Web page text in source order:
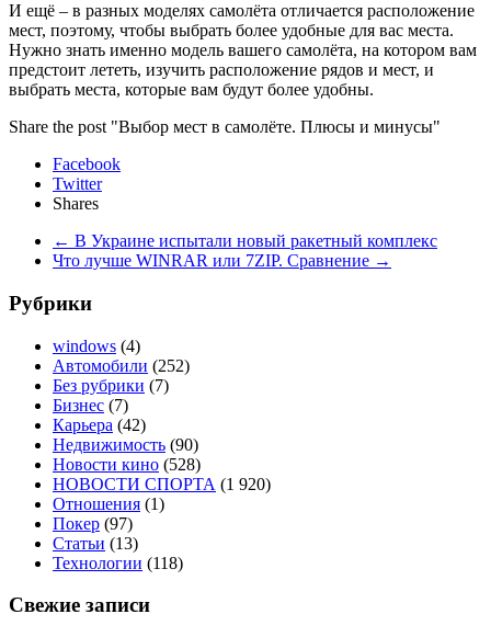
И ещё – в разных моделях самолёта отличается расположение
мест, поэтому, чтобы выбрать более удобные для вас места.
Нужно знать именно модель вашего самолёта, на котором вам
предстоит лететь, изучить расположение рядов и мест, и
выбрать места, которые вам будут более удобны.
Share the post "Выбор мест в самолёте. Плюсы и минусы"
Facebook
Twitter
Shares
← В Украине испытали новый ракетный комплекс
Что лучше WINRAR или 7ZIP. Сравнение →
Рубрики
windows (4)
Автомобили (252)
Без рубрики (7)
Бизнес (7)
Карьера (42)
Недвижимость (90)
Новости кино (528)
НОВОСТИ СПОРТА (1 920)
Отношения (1)
Покер (97)
Статьи (13)
Технологии (118)
Свежие записи